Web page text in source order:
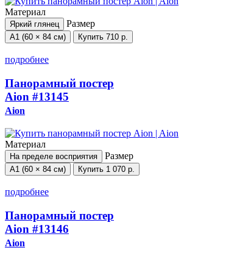
Материал
Яркий глянец Размер
А1 (60 × 84 см) Купить 710 р.
подробнее
Панорамный постер
Aion #13145
Aion
Материал
На пределе восприятия Размер
А1 (60 × 84 см) Купить 1 070 р.
подробнее
Панорамный постер
Aion #13146
Aion